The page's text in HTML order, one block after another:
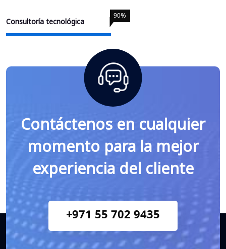
Consultoría tecnológica
Contáctenos en cualquier
momento para la mejor
experiencia del cliente
+971 55 702 9435